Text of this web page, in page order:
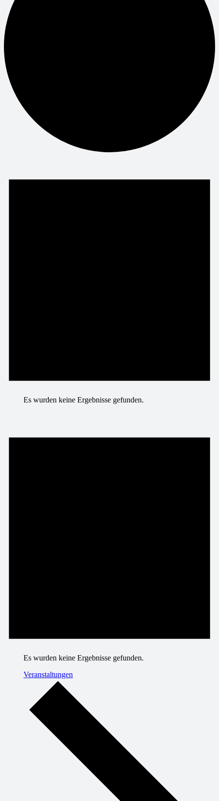
Es wurden keine Ergebnisse gefunden.
Es wurden keine Ergebnisse gefunden.
Veranstaltungen